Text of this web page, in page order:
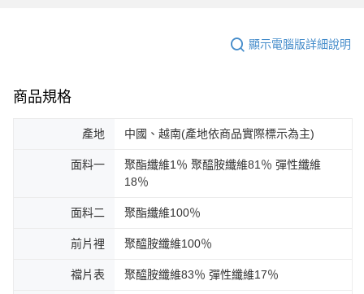
顯示電腦版詳細說明
商品規格
產地 中國、越南(產地依商品實際標示為主)
面料一
聚酯纖維1％ 聚醯胺纖維81％ 彈性纖維
18％
面料二 聚酯纖維100％
前片裡 聚醯胺纖維100％
襠片表 聚醯胺纖維83％ 彈性纖維17％